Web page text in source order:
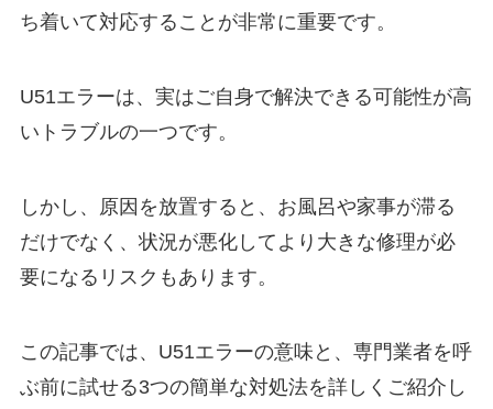
ち着いて対応することが非常に重要です。
U51エラーは、実はご自身で解決できる可能性が高
いトラブルの一つです。
しかし、原因を放置すると、お風呂や家事が滞る
だけでなく、状況が悪化してより大きな修理が必
要になるリスクもあります。
この記事では、U51エラーの意味と、専門業者を呼
ぶ前に試せる3つの簡単な対処法を詳しくご紹介し